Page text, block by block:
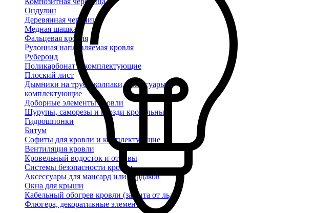
Ондулин
Деревянная черепица
Медная шашка
Фальцевая кровля
Рулонная наплавляемая кровля
Рубероид
Поликарбонат и комплектующие
Плоский лист
Дымники на трубу, колпаки, аксессуары и
комплектующие
Доборные элементы кровли
Шурупы, саморезы и гвозди кровельные
Гидрошпонки
Битум
Софиты для кровли и комплектующие
Вентиляция кровли
Кровельный водосток и отливы
Системы безопасности кровли
Аксессуары для мансард или чердаков
Окна для крыши
Кабельный обогрев кровли (защита от льда)
Флюгера, декоративные элементы